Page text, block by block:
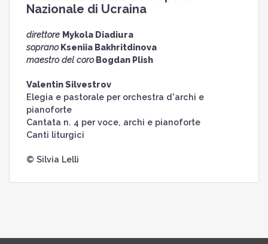
Nazionale di Ucraina
direttore Mykola Diadiura
sopranoKseniia Bakhritdinova
maestro del coroBogdan Plish
Valentin Silvestrov
Elegia e pastorale per orchestra d'archi e
pianoforte
Cantata n. 4 per voce, archi e pianoforte
Canti liturgici
© Silvia Lelli